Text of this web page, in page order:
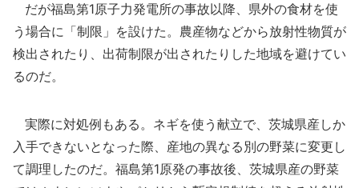
だが福島第1原子力発電所の事故以降、県外の食材を使
う場合に「制限」を設けた。農産物などから放射性物質が
検出されたり、出荷制限が出されたりした地域を避けてい
るのだ。
実際に対処例もある。ネギを使う献立で、茨城県産しか
入手できないとなった際、産地の異なる別の野菜に変更し
て調理したのだ。福島第1原発の事故後、茨城県産の野菜